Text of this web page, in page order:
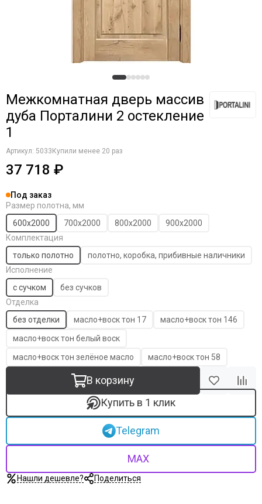
Межкомнатная дверь массив
дуба Порталини 2 остекление
1
Артикул: 5033 Купили менее 20 раз
37 718 ₽
Под заказ
Размер полотна, мм
600х2000
700х2000 800х2000
900х2000
Комплектация
только полотно
полотно, коробка, прибивные наличники
Исполнение
с сучком
без сучков
Отделка
без отделки
масло+воск тон 17
масло+воск тон 146
масло+воск тон белый воск
масло+воск тон зелёное масло
масло+воск тон 58
В корзину
Купить в 1 клик
Telegram
MAX
Нашли дешевле? Поделиться